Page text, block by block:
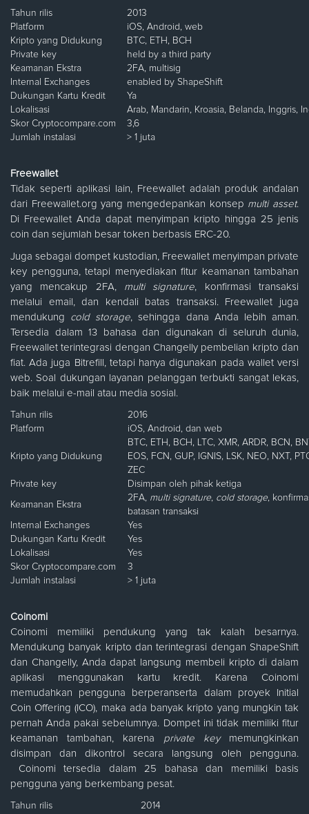
Tahun rilis
2013
Platform
iOS, Android, web
Kripto yang Didukung
BTC, ETH, BCH
Private key
held by a third party
Keamanan Ekstra
2FA, multisig
Internal Exchanges
enabled by ShapeShift
Dukungan Kartu Kredit
Ya
Lokalisasi
Arab, Mandarin, Kroasia, Belanda, Inggris,
Skor Cryptocompare.com
3,6
Jumlah instalasi
> 1 juta
Freewallet
Tidak seperti aplikasi lain, Freewallet adalah produk andalan
dari Freewallet.org yang mengedepankan konsep multi asset.
Di Freewallet Anda dapat menyimpan kripto hingga 25 jenis
coin dan sejumlah besar token berbasis ERC-20.
Juga sebagai dompet kustodian, Freewallet menyimpan private
key pengguna, tetapi menyediakan fitur keamanan tambahan
yang mencakup 2FA, multi signature, konfirmasi transaksi
melalui email, dan kendali batas transaksi. Freewallet juga
mendukung cold storage, sehingga dana Anda lebih aman.
Tersedia dalam 13 bahasa dan digunakan di seluruh dunia,
Freewallet terintegrasi dengan Changelly pembelian kripto dan
fiat. Ada juga Bitrefill, tetapi hanya digunakan pada wallet versi
web. Soal dukungan layanan pelanggan terbukti sangat lekas,
baik melalui e-mail atau media sosial.
Tahun rilis
2016
Platform
iOS, Android, dan web
Kripto yang Didukung
BTC, ETH, BCH, LTC, XMR, ARDR, BCN,
EOS, FCN, GUP, IGNIS, LSK, NEO, NXT,
ZEC
Private key
Disimpan oleh pihak ketiga
Keamanan Ekstra
2FA, multi signature, cold storage,
batasan transaksi
Internal Exchanges
Yes
Dukungan Kartu Kredit
Yes
Lokalisasi
Yes
Skor Cryptocompare.com
3
Jumlah instalasi
> 1 juta
Coinomi
Coinomi memiliki pendukung yang tak kalah besarnya.
Mendukung banyak kripto dan terintegrasi dengan ShapeShift
dan Changelly, Anda dapat langsung membeli kripto di dalam
aplikasi menggunakan kartu kredit. Karena Coinomi
memudahkan pengguna berperanserta dalam proyek Initial
Coin Offering (ICO), maka ada banyak kripto yang mungkin tak
pernah Anda pakai sebelumnya. Dompet ini tidak memiliki fitur
keamanan tambahan, karena private keymemungkinkan
disimpan dan dikontrol secara langsung oleh pengguna.
Coinomi tersedia dalam 25 bahasa dan memiliki basis
pengguna yang berkembang pesat.
Tahun rilis
2014